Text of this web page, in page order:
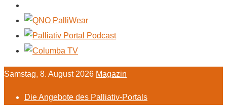
Samstag, 8. August 2026 Magazin
Die Angebote des Palliativ-Portals